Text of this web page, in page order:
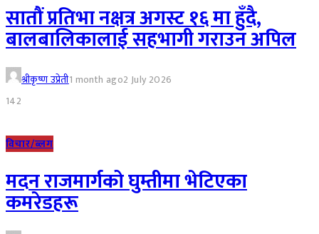
सातौं प्रतिभा नक्षत्र अगस्ट १६ मा हुँदै,
बालबालिकालाई सहभागी गराउन अपिल
श्रीकृष्ण उप्रेती1 month ago2 July 2026
142
विचार/ब्लग
मदन राजमार्गको घुम्तीमा भेटिएका
कमरेडहरू